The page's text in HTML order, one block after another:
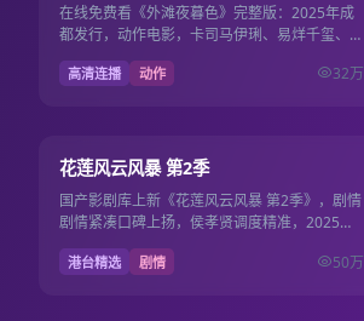
在线免费看《外滩夜暮色》完整版：2025年成
都发行，动作电影，卡司马伊琍、易烊千玺、白
百何，2025年12月1日更新，畅享国产电影电
视剧免费流畅…
高清连播 动作 32万
7.7
花莲风云风暴 第2季
国产影剧库上新《花莲风云风暴 第2季》，剧情
剧情紧凑口碑上扬，侯孝贤调度精准，2025年6
月8日起国产电影电视剧免费观看。
港台精选 剧情 50万